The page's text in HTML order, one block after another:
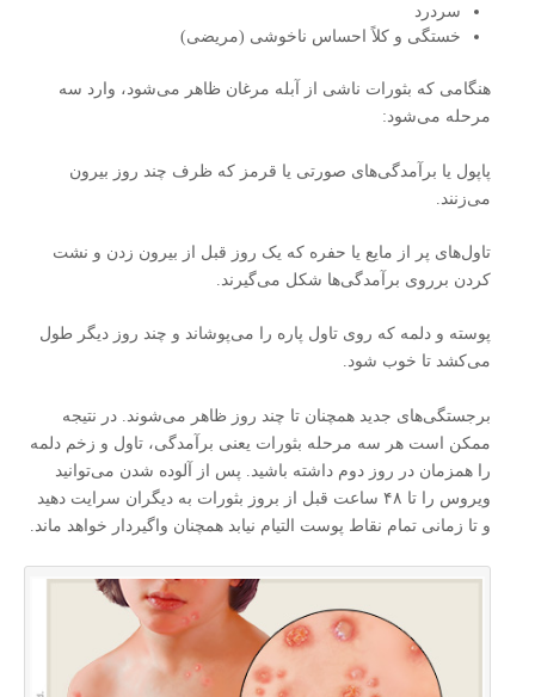
سردرد
خستگی و کلاً احساس ناخوشی (مریضی)
هنگامی که بثورات ناشی از آبله‌ مرغان ظاهر می‌شود، وارد سه
مرحله می‌شود:
پاپول یا برآمدگی‌های صورتی یا قرمز که ظرف چند روز بیرون
می‌زنند.
تاول‌های پر از مایع یا حفره که یک روز قبل از بیرون زدن و نشت
کردن برروی برآمدگی‌ها شکل می‌گیرند.
پوسته و دلمه که روی تاول پاره را می‌پوشاند و چند روز دیگر طول
می‌کشد تا خوب شود.
برجستگی‌های جدید همچنان تا چند روز ظاهر می‌شوند. در نتیجه
ممکن است هر سه مرحله بثورات یعنی برآمدگی، تاول و زخم دلمه
را همزمان در روز دوم داشته باشید. پس از آلوده شدن می‌توانید
ویروس را تا ۴۸ ساعت قبل از بروز بثورات به دیگران سرایت دهید
و تا زمانی تمام نقاط پوست التیام نیابد همچنان واگیردار خواهد ماند.